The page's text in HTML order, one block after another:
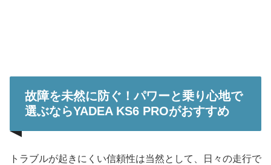
故障を未然に防ぐ！パワーと乗り心地で
選ぶならYADEA KS6 PROがおすすめ
トラブルが起きにくい信頼性は当然として、日々の走行で